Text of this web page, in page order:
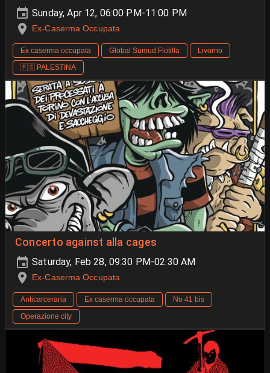
Sunday, Apr 12, 06:00 PM-11:00 PM
Ex-Caserma Occupata
Ex caserma occupata Global Sumud Flotilla
Livorno
🇵🇸 PALESTINA
Concerto against alla cages
Saturday, Feb 28, 09:30 PM-02:30 AM
Ex-Caserma Occupata
Anticarceraria Ex caserma occupata
No 41 bis
Operazione city